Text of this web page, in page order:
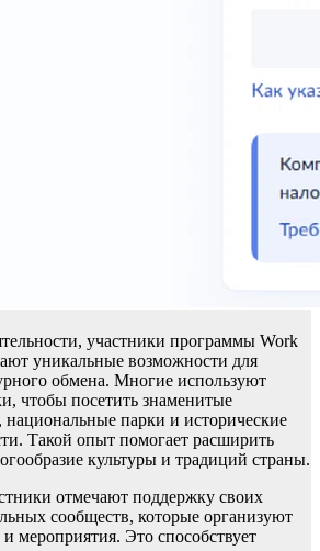
участники программы Work
уникальные возможности для
обмена. Многие используют
чтобы посетить знаменитые
национальные парки и исторические
Такой опыт помогает расширить
культуры и традиций страны.
отмечают поддержку своих
сообществ, которые организуют
мероприятия. Это способствует